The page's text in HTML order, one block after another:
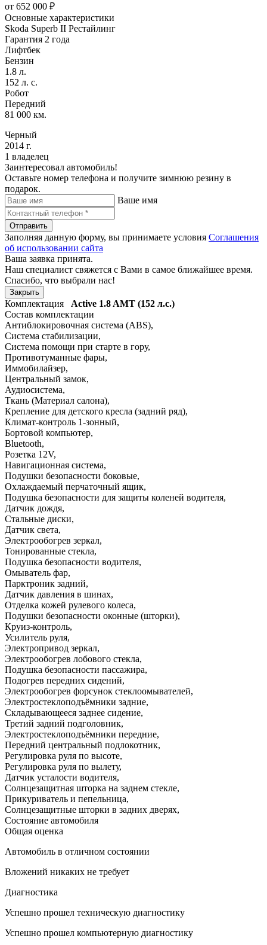
от 652 000 ₽
Основные характеристики
Skoda Superb II Рестайлинг
Гарантия 2 года
Лифтбек
Бензин
1.8 л.
152 л. с.
Робот
Передний
81 000 км.
Черный
2014 г.
1 владелец
Заинтересовал автомобиль!
Оставьте номер телефона и получите зимнюю резину в
подарок.
Ваше имя
Отправить
Заполняя данную форму, вы принимаете условия Соглашения
об использовании сайта
Ваша заявка принята.
Наш специалист свяжется с Вами в самое ближайшее время.
Спасибо, что выбрали нас!
Закрыть
Комплектация Active 1.8 AMT (152 л.с.)
Состав комплектации
Антиблокировочная система (ABS),
Система стабилизации,
Система помощи при старте в гору,
Противотуманные фары,
Иммобилайзер,
Центральный замок,
Аудиосистема,
Ткань (Материал салона),
Крепление для детского кресла (задний ряд),
Климат-контроль 1-зонный,
Бортовой компьютер,
Bluetooth,
Розетка 12V,
Навигационная система,
Подушки безопасности боковые,
Охлаждаемый перчаточный ящик,
Подушка безопасности для защиты коленей водителя,
Датчик дождя,
Стальные диски,
Датчик света,
Электрообогрев зеркал,
Тонированные стекла,
Подушка безопасности водителя,
Омыватель фар,
Парктроник задний,
Датчик давления в шинах,
Отделка кожей рулевого колеса,
Подушки безопасности оконные (шторки),
Круиз-контроль,
Усилитель руля,
Электропривод зеркал,
Электрообогрев лобового стекла,
Подушка безопасности пассажира,
Подогрев передних сидений,
Электрообогрев форсунок стеклоомывателей,
Электростеклоподъёмники задние,
Складывающееся заднее сидение,
Третий задний подголовник,
Электростеклоподъёмники передние,
Передний центральный подлокотник,
Регулировка руля по высоте,
Регулировка руля по вылету,
Датчик усталости водителя,
Солнцезащитная шторка на заднем стекле,
Прикуриватель и пепельница,
Солнцезащитные шторки в задних дверях,
Состояние автомобиля
Общая оценка
Автомобиль в отличном состоянии
Вложений никаких не требует
Диагностика
Успешно прошел техническую диагностику
Успешно прошел компьютерную диагностику